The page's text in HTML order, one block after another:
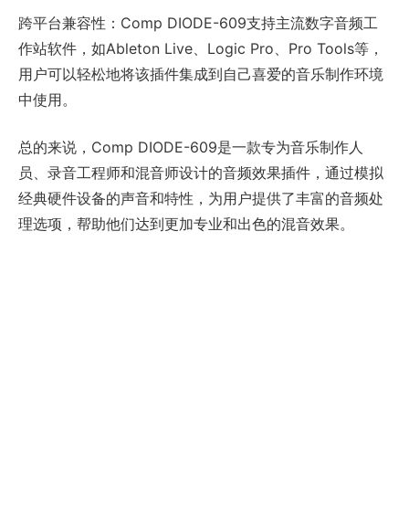
跨平台兼容性：Comp DIODE-609支持主流数字音频工
作站软件，如Ableton Live、Logic Pro、Pro Tools等，
用户可以轻松地将该插件集成到自己喜爱的音乐制作环境
中使用。
总的来说，Comp DIODE-609是一款专为音乐制作人
员、录音工程师和混音师设计的音频效果插件，通过模拟
经典硬件设备的声音和特性，为用户提供了丰富的音频处
理选项，帮助他们达到更加专业和出色的混音效果。